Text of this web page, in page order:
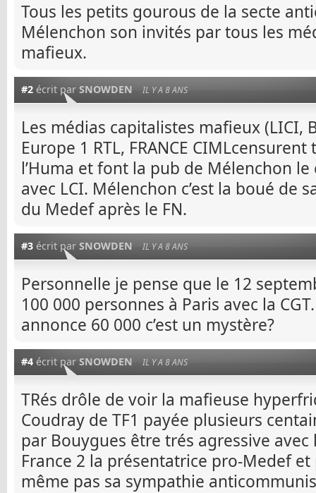
Tous les petits gourous de la secte
Mélenchon son invités par tous les
mafieux.
#2 écrit par SNOWDEN IL Y A 8 ANS
Les médias capitalistes mafieux (LICI,
Europe 1 RTL, FRANCE
l’Huma et font la pub de Mélenchon
avec LCI. Mélenchon c’est la boué de
du Medef après le FN.
#3 écrit par SNOWDEN IL Y A 8 ANS
Personnelle je pense que le 12
100 000 personnes à Paris avec la
annonce 60 000 c’est un mystère?
#4 écrit par SNOWDEN IL Y A 8 ANS
TRés drôle de voir la mafieuse
Coudray de TF1 payée plusieurs
par Bouygues être trés agressive
France 2 la présentatrice pro-Medef
même pas sa sympathie